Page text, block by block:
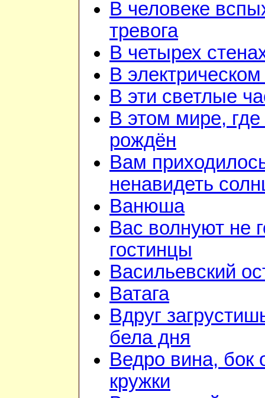
В человеке
тревога
В четырех
В
В эти светлые
В этом мире,
рождён
Вам
ненавидеть
Ванюша
Вас волнуют не
гостинцы
Васильевский
Ватага
Вдруг
бела дня
Ведро вина, бок
кружки